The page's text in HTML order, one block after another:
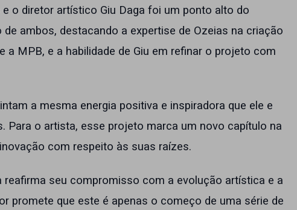
o diretor artístico Giu Daga foi um ponto alto do
ambos, destacando a expertise de Ozeias na criação
a MPB, e a habilidade de Giu em refinar o projeto com
a mesma energia positiva e inspiradora que ele e
Para o artista, esse projeto marca um novo capítulo na
com respeito às suas raízes.
reafirma seu compromisso com a evolução artística e a
promete que este é apenas o começo de uma série de